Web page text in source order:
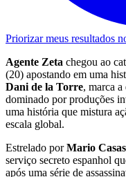
Priorizar meus resultados
Agente Zeta chegou ao
(20) apostando em uma
Dani de la Torre, marca
dominado por produções
uma história que mistura
escala global.
Estrelado porMario Casas
serviço secreto espanhol
após uma série de